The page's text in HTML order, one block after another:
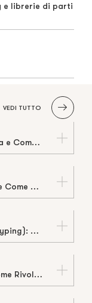
e librerie di parti
VEDI TUTTO
Analisi a Fatica: Cos’è, Come si Calcola e Come Stimare la Vita a Cicli
Analisi Modale: Cos’è, Come Funziona e Come Prevenire la Risonanza
Prototipazione Virtuale (Virtual Prototyping): Cos’è, Come Funziona e Perché Riduce Tempi e Costi
Ottimizzazione Topologica: Cos'è e Come Rivoluziona il Design